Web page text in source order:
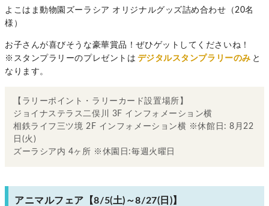
よこはま動物園ズーラシア オリジナルグッズ詰め合わせ（20名
様）
お子さんが喜びそうな豪華賞品！ぜひゲットしてくださいね！
※スタンプラリーのプレゼントは デジタルスタンプラリーのみ と
なります。
【ラリーポイント・ラリーカード設置場所】
ジョイナステラス二俣川 3F インフォメーション横
相鉄ライフ三ツ境 2F インフォメーション横 ※休館日: 8月22
日(火)
ズーラシア内 4ヶ所 ※休園日:毎週火曜日
アニマルフェア【8/5(土)～8/27(日)】